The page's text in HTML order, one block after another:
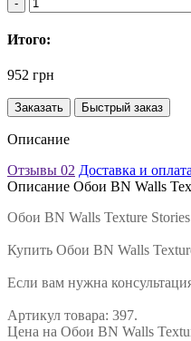
Итого:
952 грн
Заказать Быстрый заказ
Описание
Отзывы 02 Доставка и
Описание Обои BN Walls
Обои BN Walls Texture
Купить Обои BN Walls
Если вам нужна
Артикул товара: 397.
Цена на Обои BN Walls